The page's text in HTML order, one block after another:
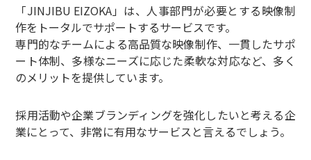
「JINJIBU EIZOKA」は、人事部門が必要とする映像制
作をトータルでサポートするサービスです。
専門的なチームによる高品質な映像制作、一貫したサポ
ート体制、多様なニーズに応じた柔軟な対応など、多く
のメリットを提供しています。
採用活動や企業ブランディングを強化したいと考える企
業にとって、非常に有用なサービスと言えるでしょう。